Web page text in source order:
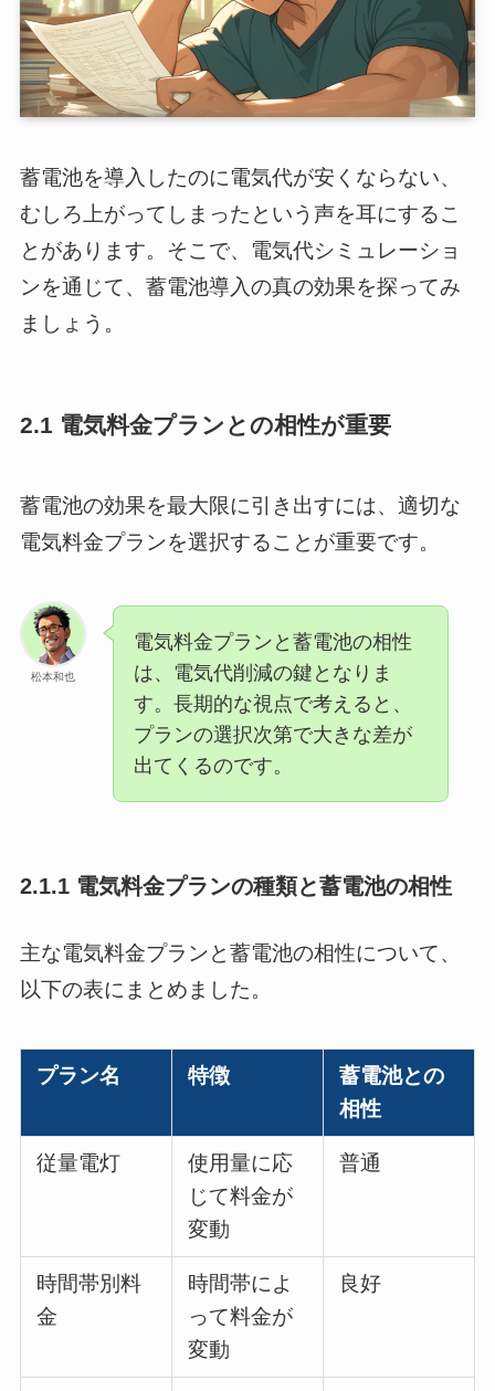
蓄電池を導入したのに電気代が安くならない、
むしろ上がってしまったという声を耳にするこ
とがあります。そこで、電気代シミュレーショ
ンを通じて、蓄電池導入の真の効果を探ってみ
ましょう。
2.1 電気料金プランとの相性が重要
蓄電池の効果を最大限に引き出すには、適切な
電気料金プランを選択することが重要です。
松本和也
電気料金プランと蓄電池の相性
は、電気代削減の鍵となりま
す。長期的な視点で考えると、
プランの選択次第で大きな差が
出てくるのです。
2.1.1 電気料金プランの種類と蓄電池の相性
主な電気料金プランと蓄電池の相性について、
以下の表にまとめました。
プラン名 特徴
蓄電池との
相性
従量電灯
使用量に応
じて料金が
変動
普通
時間帯別料
金
時間帯によ
って料金が
変動
良好